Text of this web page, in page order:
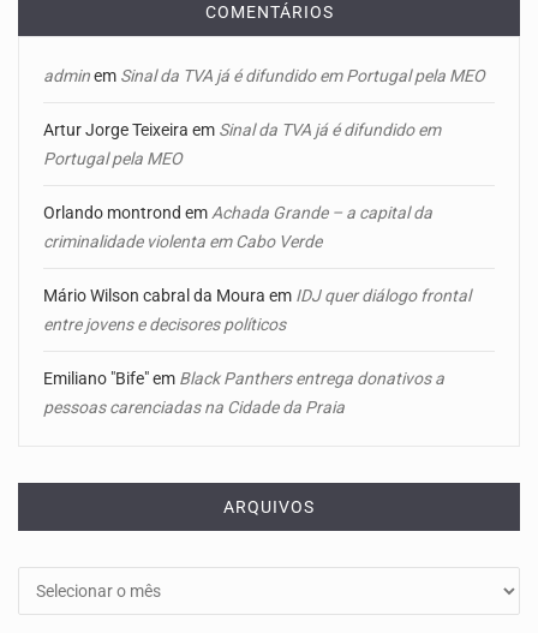
COMENTÁRIOS
adminem Sinal da TVA já é difundido em Portugal pela MEO
Artur Jorge Teixeira em Sinal da TVA já é difundido em
Portugal pela MEO
Orlando montrond em Achada Grande – a capital da
criminalidade violenta em Cabo Verde
Mário Wilson cabral da Moura em IDJ quer diálogo frontal
entre jovens e decisores políticos
Emiliano "Bife"em Black Panthers entrega donativos a
pessoas carenciadas na Cidade da Praia
ARQUIVOS